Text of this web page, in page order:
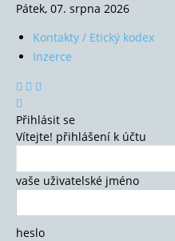
Pátek, 07. srpna 2026
Kontakty / Etický kodex
Inzerce
Přihlásit se
Vítejte! přihlášení k účtu
vaše uživatelské jméno
heslo